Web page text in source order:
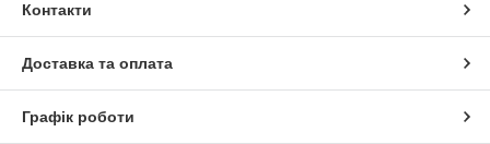
Контакти
Доставка та оплата
Графік роботи